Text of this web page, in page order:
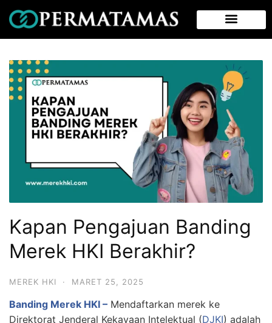
Kapan Pengajuan Banding
Merek HKI Berakhir?
MEREK HKI · MARET 25, 2025
Banding Merek HKI – Mendaftarkan merek ke
Direktorat Jenderal Kekayaan Intelektual (DJKI) adalah